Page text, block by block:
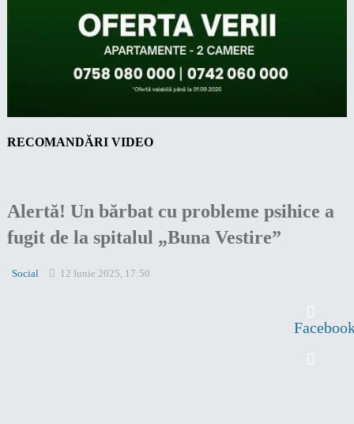
RECOMANDĂRI VIDEO
Alertă! Un bărbat cu probleme psihice a
fugit de la spitalul „Buna Vestire”
Social 12 Iunie 2025, 17:50